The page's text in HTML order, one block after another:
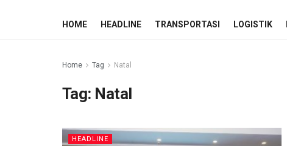
HOME HEADLINE TRANSPORTASI LOGISTIK
Home Tag Natal
Tag: Natal
HEADLINE